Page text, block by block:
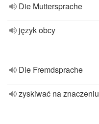
Die Muttersprache
język obcy
Die Fremdsprache
zyskiwać na znaczeniu